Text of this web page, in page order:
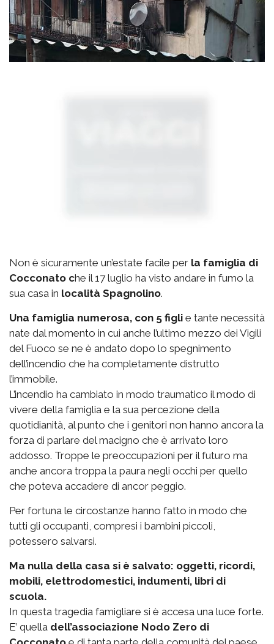
Non è sicuramente un’estate facile per la famiglia di
Cocconato che il 17 luglio ha visto andare in fumo la
sua casa in località Spagnolino.
Una famiglia numerosa, con 5 figli e tante necessità
nate dal momento in cui anche l’ultimo mezzo dei Vigili
del Fuoco se ne è andato dopo lo spegnimento
dell’incendio che ha completamente distrutto
l’immobile.
L’incendio ha cambiato in modo traumatico il modo di
vivere della famiglia e la sua percezione della
quotidianità, al punto che i genitori non hanno ancora la
forza di parlare del macigno che è arrivato loro
addosso. Troppe le preoccupazioni per il futuro ma
anche ancora troppa la paura negli occhi per quello
che poteva accadere di ancor peggio.
Per fortuna le circostanze hanno fatto in modo che
tutti gli occupanti, compresi i bambini piccoli,
potessero salvarsi.
Ma nulla della casa si è salvato: oggetti, ricordi,
mobili, elettrodomestici, indumenti, libri di
scuola.
In questa tragedia famigliare si è accesa una luce forte.
E’ quella dell’associazione Nodo Zero di